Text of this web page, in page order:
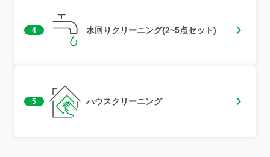
4 水回りクリーニング(2~5点セット)
5 ハウスクリーニング